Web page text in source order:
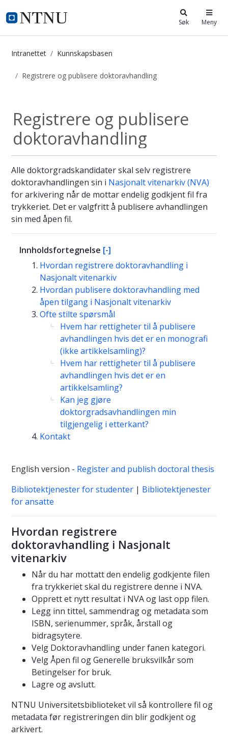
i.ntnu.no Søk Meny
Intranettet Kunnskapsbasen
Registrere og publisere doktoravhandling
Registrere og publisere
doktoravhandling
Alle doktorgradskandidater skal selv registrere
doktoravhandlingen sin i Nasjonalt vitenarkiv (NVA)
for arkivering når de mottar endelig godkjent fil fra
trykkeriet. Det er valgfritt å publisere avhandlingen
sin med åpen fil.
Innholdsfortegnelse [-]
Hvordan registrere doktoravhandling i
Nasjonalt vitenarkiv
Hvordan publisere doktoravhandling med
åpen tilgang i Nasjonalt vitenarkiv
Ofte stilte spørsmål
Hvem har rettigheter til å publisere
avhandlingen hvis det er en monografi
(ikke artikkelsamling)?
Hvem har rettigheter til å publisere
avhandlingen hvis det er en
artikkelsamling?
Kan jeg gjøre
doktorgradsavhandlingen min
tilgjengelig i etterkant?
Kontakt
English version - Register and publish doctoral thesis
Bibliotektjenester for studenter | Bibliotektjenester
for ansatte
Hvordan registrere
doktoravhandling i Nasjonalt
vitenarkiv
Når du har mottatt den endelig godkjente filen
fra trykkeriet skal du registrere denne i NVA.
Opprett et nytt resultat i NVA og last opp filen.
Legg inn tittel, sammendrag og metadata som
ISBN, serienummer, språk, årstall og
bidragsytere.
Velg Doktoravhandling under fanen kategori.
Velg Åpen fil og Generelle bruksvilkår som
Betingelser for bruk.
Lagre og avslutt.
NTNU Universitetsbiblioteket vil så kontrollere fil og
metadata før registreringen din blir godkjent og
arkivert.